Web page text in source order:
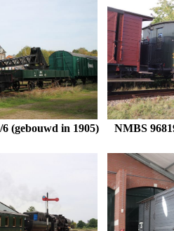
(gebouwd in 1905) NMBS